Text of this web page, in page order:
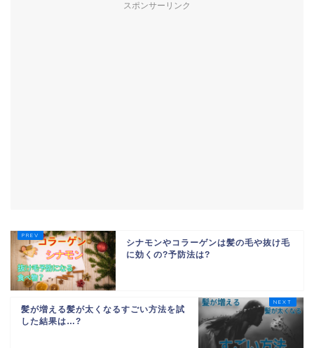
スポンサーリンク
シナモンやコラーゲンは髪の毛や抜け毛
に効くの?予防法は?
髪が増える髪が太くなるすごい方法を試
した結果は…?